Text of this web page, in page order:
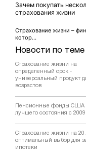
Новости по теме
Страхование жизни на
определенный срок -
универсальный продукт
возрастов
Пенсионные фонды США
лучшего состояния с 2009
Страхование жизни на 20
оптимальный выбор для
ипотеки
Зачем покупать
страхования жизни
Страхование жизни –
котор...